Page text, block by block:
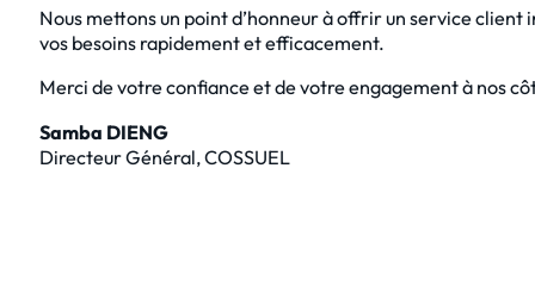
Nous mettons un point d’honneur à offrir un service client
vos besoins rapidement et efficacement.
Merci de votre confiance et de votre engagement à nos
Samba DIENG
Directeur Général, COSSUEL